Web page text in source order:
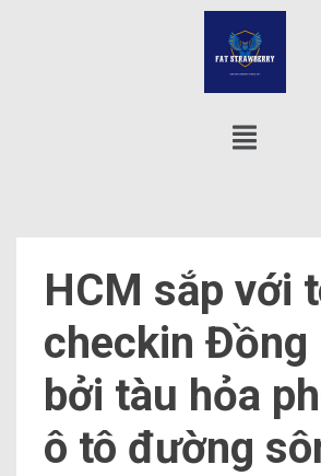
HCM sắp với
checkin Đồng
bởi tàu hỏa
ô tô đường